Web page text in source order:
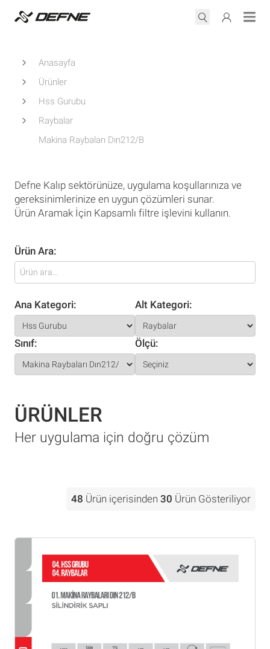
Anasayfa
Ürünler
Hss Gurubu
Raybalar
Makina Raybaları Dın212/B
Defne Kalıp sektörünüze, uygulama koşullarınıza ve
gereksinimlerinize en uygun çözümleri sunar.
Ürün Aramak İçin Kapsamlı filtre işlevini kullanın.
Ürün Ara:
Ana Kategori: Alt Kategori:
Sınıf: Ölçü:
ÜRÜNLER
Her uygulama için doğru çözüm
48 Ürün içerisinden 30 Ürün Gösteriliyor